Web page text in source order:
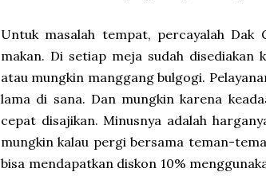
Untuk masalah tempat, percayalah
makan. Di setiap meja sudah
atau mungkin manggang bulgogi.
lama di sana. Dan mungkin karena
cepat disajikan. Minusnya adalah
mungkin kalau pergi bersama teman-
bisa mendapatkan diskon 10%